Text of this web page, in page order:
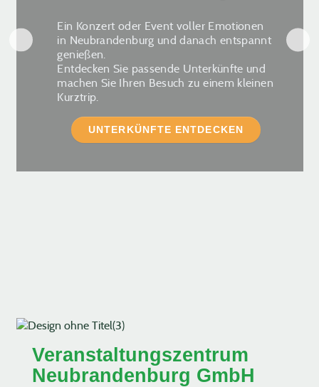
Ein Konzert oder Event voller Emotionen
in Neubrandenburg und danach entspannt
genießen.
Entdecken Sie passende Unterkünfte und
machen Sie Ihren Besuch zu einem kleinen
Kurztrip.
UNTERKÜNFTE ENTDECKEN
Veranstaltungszentrum
Neubrandenburg GmbH